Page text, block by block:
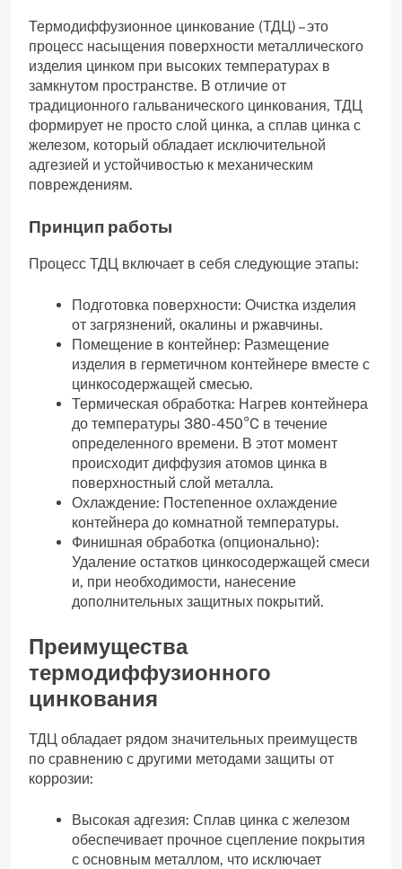
Термодиффузионное цинкование (ТДЦ) – это
процесс насыщения поверхности металлического
изделия цинком при высоких температурах в
замкнутом пространстве. В отличие от
традиционного гальванического цинкования, ТДЦ
формирует не просто слой цинка, а сплав цинка с
железом, который обладает исключительной
адгезией и устойчивостью к механическим
повреждениям.
Принцип работы
Процесс ТДЦ включает в себя следующие этапы:
Подготовка поверхности: Очистка изделия
от загрязнений, окалины и ржавчины.
Помещение в контейнер: Размещение
изделия в герметичном контейнере вместе с
цинкосодержащей смесью.
Термическая обработка: Нагрев контейнера
до температуры 380-450°C в течение
определенного времени. В этот момент
происходит диффузия атомов цинка в
поверхностный слой металла.
Охлаждение: Постепенное охлаждение
контейнера до комнатной температуры.
Финишная обработка (опционально):
Удаление остатков цинкосодержащей смеси
и, при необходимости, нанесение
дополнительных защитных покрытий.
Преимущества
термодиффузионного
цинкования
ТДЦ обладает рядом значительных преимуществ
по сравнению с другими методами защиты от
коррозии:
Высокая адгезия: Сплав цинка с железом
обеспечивает прочное сцепление покрытия
с основным металлом, что исключает